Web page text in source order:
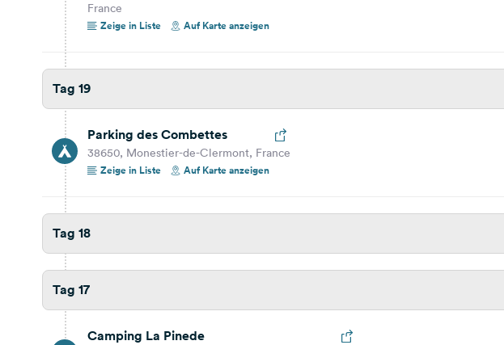
Camping Bagatelle
Tag 15
118,9 km
France
Tag 14
France
Zeige in Liste
Auf Karte anzeigen
Tag 19
Parking des Combettes
38650, Monestier-de-Clermont, France
Zeige in Liste
Auf Karte anzeigen
Tag 18
Tag 17
Camping La Pinede